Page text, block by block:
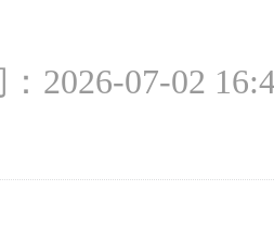
2026-07-02